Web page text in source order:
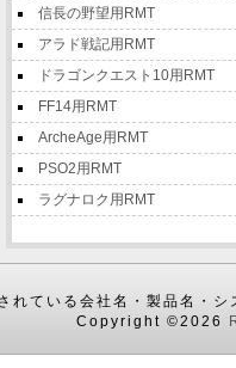
信長の野望用RMT
アラド戦記用RMT
ドラゴンクエスト10用RMT
FF14用RMT
ArcheAge用RMT
PSO2用RMT
ラグナロク用RMT
れている会社名・製品名・
Copyright ©2026